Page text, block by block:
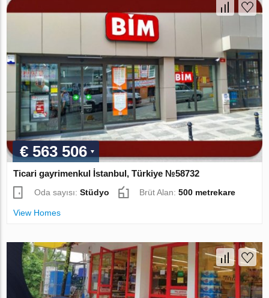
€ 563 506
Ticari gayrimenkul İstanbul, Türkiye №58732
Oda sayısı:Stüdyo Brüt Alan:500 metrekare
View Homes